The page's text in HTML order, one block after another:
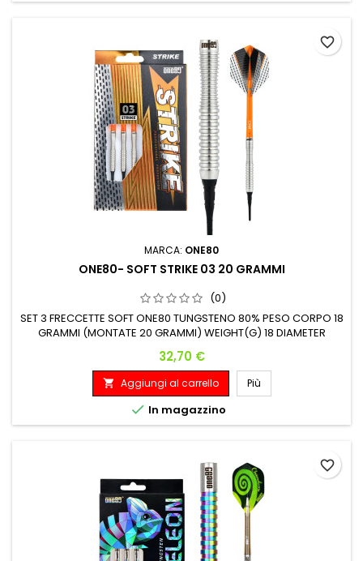
MARCA: ONE80
ONE80- SOFT STRIKE 03 20 GRAMMI
(0)
SET 3 FRECCETTE SOFT ONE80 TUNGSTENO 80% PESO CORPO 18
GRAMMI (MONTATE 20 GRAMMI) WEIGHT(G) 18 DIAMETER
Prezzo
32,70 €
 Aggiungi al carrello Più
 In magazzino
favorite_border
favorite_border